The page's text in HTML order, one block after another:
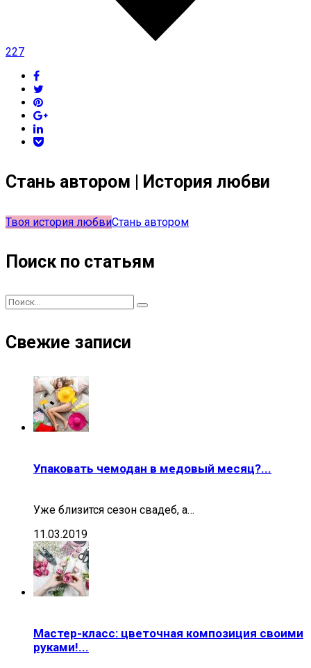
227
Стань автором | История любви
Твоя история любвиСтань автором
Поиск по статьям
Свежие записи
Упаковать чемодан в медовый месяц?...
Уже близится сезон свадеб, а…
11.03.2019
Мастер-класс: цветочная композиция своими
руками!...